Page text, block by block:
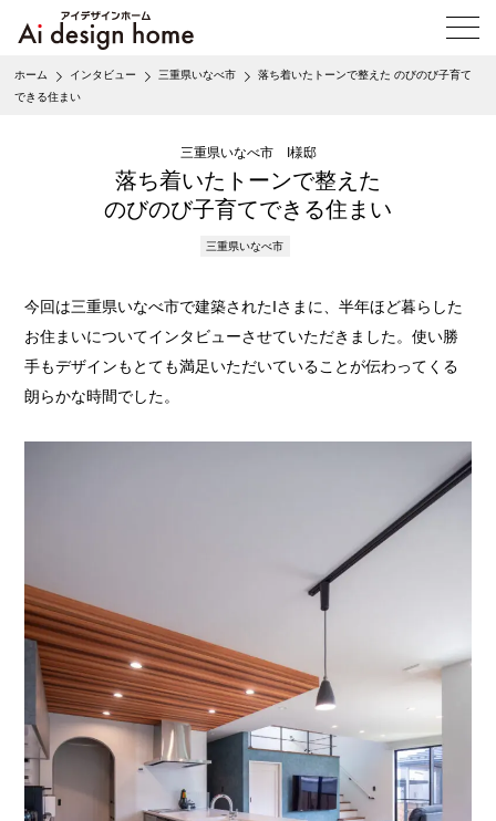
メ
ニ
ー
ホーム インタビュー 三重県いなべ市
落ち着いたトーンで整えた のびのび子育て
できる住まい
三重県いなべ市 I様邸
落ち着いたトーンで整えた
のびのび子育てできる住まい
三重県いなべ市
今回は三重県いなべ市で建築されたIさまに、半年ほど暮らした
お住まいについてインタビューさせていただきました。使い勝
手もデザインもとても満足いただいていることが伝わってくる
朗らかな時間でした。